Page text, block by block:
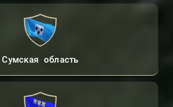
Сумская область